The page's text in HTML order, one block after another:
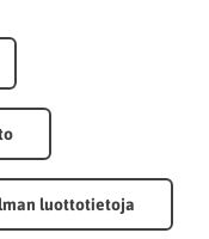
luottotietoja